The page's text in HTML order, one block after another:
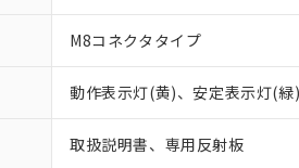
M8コネクタタイプ
動作表示灯(黄)、安定表示灯(緑)
取扱説明書、専用反射板